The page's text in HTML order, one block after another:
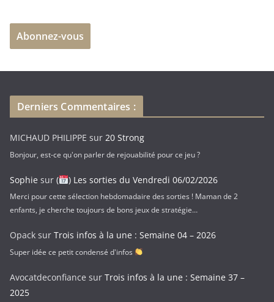
e
s
-
i
l
Abonnez-vous
Derniers Commentaires :
MICHAUD PHILIPPE sur 20 Strong
Bonjour, est-ce qu'on parler de rejouabilité pour ce jeu ?
Sophie sur ( ) Les sorties du Vendredi 06/02/2026
Merci pour cette sélection hebdomadaire des sorties ! Maman de 2
enfants, je cherche toujours de bons jeux de stratégie…
Opack sur Trois infos à la une : Semaine 04 – 2026
Super idée ce petit condensé d'infos
Avocatdeconfiance sur Trois infos à la une : Semaine 37 –
2025